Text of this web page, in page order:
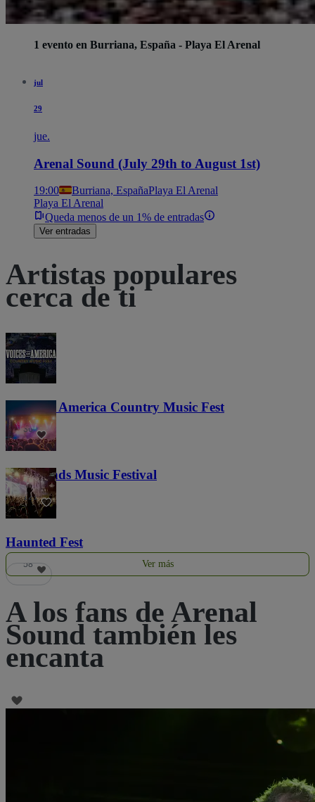
1 evento en Burriana, España - Playa El Arenal
jul
29
jue.
Arenal Sound (July 29th to August 1st)
19:00 Burriana, EspañaPlaya El Arenal
Playa El Arenal
Queda menos de un 1% de entradas
Ver entradas
Artistas populares
cerca de ti
Voices of America Country Music Fest
36
Lost Lands Music Festival
121
Haunted Fest
58 Ver más
A los fans de Arenal
Sound también les
encanta